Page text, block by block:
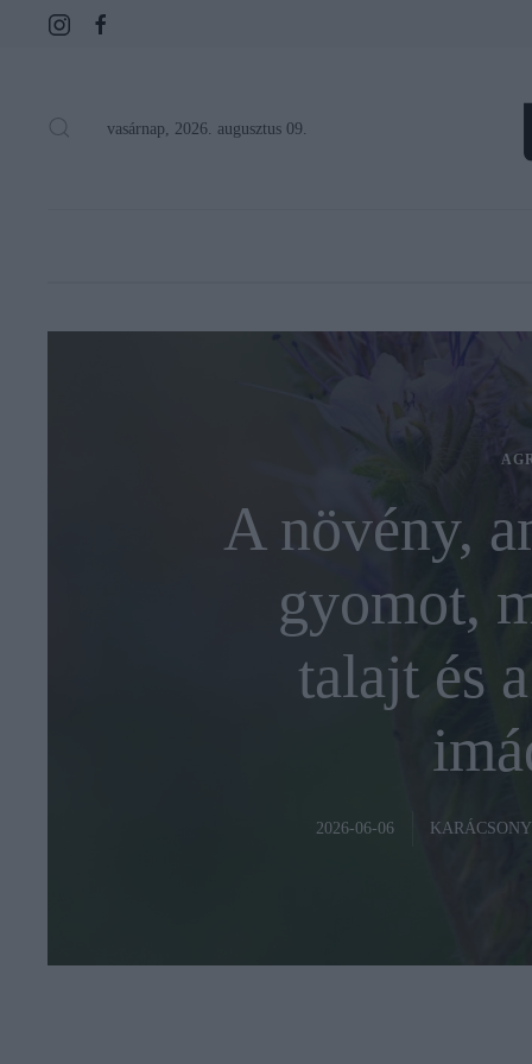
vasárnap, 2026. augusztus 09.
A növény,
gyomot,
talajt és
2026-06-06